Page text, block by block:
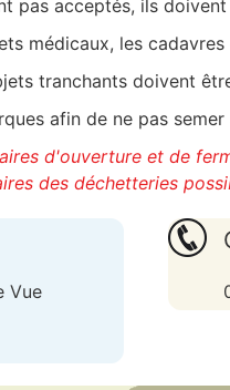
pas acceptés, ils
médicaux, les
tranchants doivent
afin de ne pas
d'ouverture et de
des déchetteries
Vue